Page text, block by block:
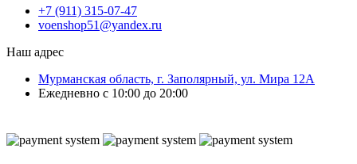
+7 (911) 315-07-47
voenshop51@yandex.ru
Наш адрес
Мурманская область, г. Заполярный, ул. Мира 12А
Ежедневно с 10:00 до 20:00